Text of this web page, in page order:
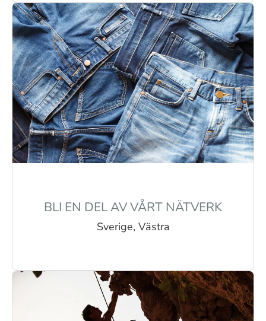
BLI EN DEL AV VÅRT NÄTVERK
Sverige, Västra